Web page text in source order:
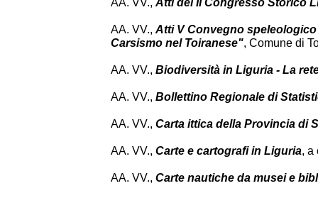
AA. VV., Atti del II Congresso Storico
AA. VV., Atti V Convegno
Carsismo nel Toiranese", Comune di
AA. VV., Biodiversità in Liguria - La
AA. VV., Bollettino Regionale di
AA. VV., Carta ittica della Provincia di
AA. VV., Carte e cartografi in Liguria, a
AA. VV., Carte nautiche da musei e